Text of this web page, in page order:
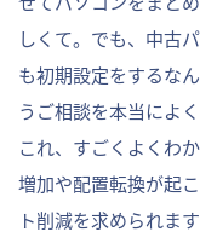
しくて。でも、中古
も初期設定をするな
うご相談を本当によ
これ、すごくよくわ
増加や配置転換が起
ト削減を求められま